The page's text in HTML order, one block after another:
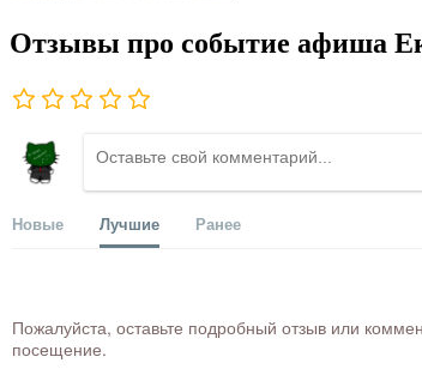
Отзывы про событие афиша
Новые Лучшие Ранее
Пожалуйста, оставьте подробный отзыв или
посещение.